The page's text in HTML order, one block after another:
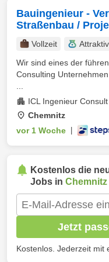
Bauingenieur -
Straßenbau /
Vollzeit
Wir sind eines der
Consulting
ICL Ingenieur
Chemnitz
vor 1 Woche
Kostenlos die
Jobs in Chemnitz
Jetzt
Kostenlos. Jederzeit mit